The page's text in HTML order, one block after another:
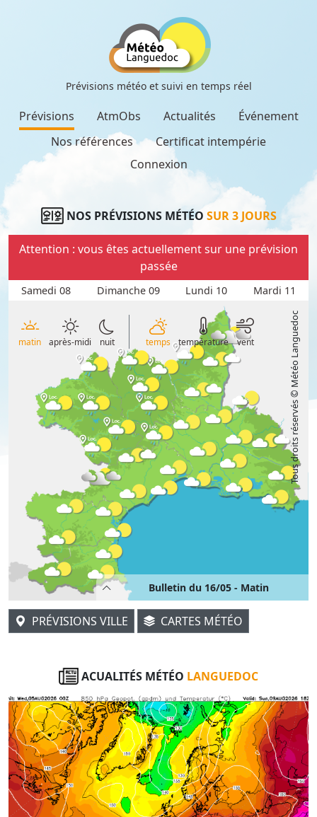
Prévisions météo et suivi en temps réel
Prévisions AtmObs Actualités
Événement
Nos références
Certificat intempérie
Connexion
NOS PRÉVISIONS MÉTÉO SUR 3 JOURS
Attention : vous êtes actuellement sur une prévision
passée
Samedi 08 Dimanche 09 Lundi 10 Mardi 11
matin après-midi nuit temps température vent Tous droits réservés © Météo Languedoc
Bulletin du 16/05 - Matin
PRÉVISIONS VILLE CARTES MÉTÉO
ACUALITÉS MÉTÉO LANGUEDOC